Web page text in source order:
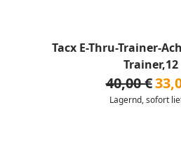
Tacx E-Thru-Trainer-
Trainer,12
40,00 €
Lagernd, sofort